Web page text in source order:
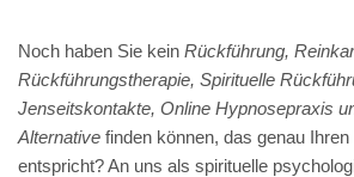
Noch haben Sie kein Rückführung,
Rückführungstherapie, Spirituelle
Jenseitskontakte, Online Hypnosepraxis
Alternative finden können, das genau
entspricht? An uns als spirituelle